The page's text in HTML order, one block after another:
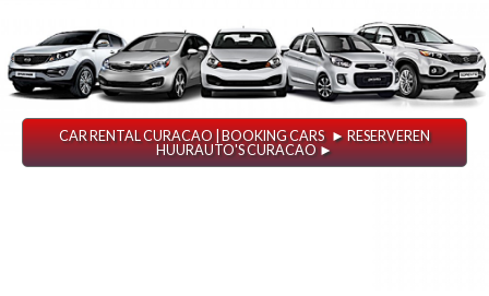
CAR RENTAL CURACAO | BOOKING CARS ► RESERVEREN
HUURAUTO'S CURACAO ►